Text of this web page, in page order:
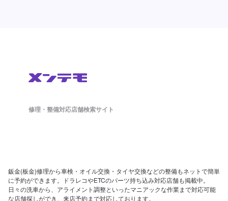
修理・整備対応店舗検索サイト
鈑金(板金)修理から車検・オイル交換・タイヤ交換などの整備もネットで簡単
に予約ができます。ドラレコやETCのパーツ持ち込み対応店舗も掲載中。
日々の洗車から、アライメント調整といったマニアックな作業まで対応可能
な店舗探しができ、来店予約まで対応しております。